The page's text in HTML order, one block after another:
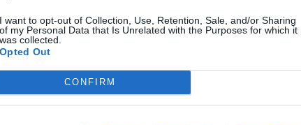
I want to opt-out of Collection, Use, Retention, Sale, and/or Sharing
of my Personal Data that Is Unrelated with the Purposes for which it
was collected.
Opted Out
CONFIRM